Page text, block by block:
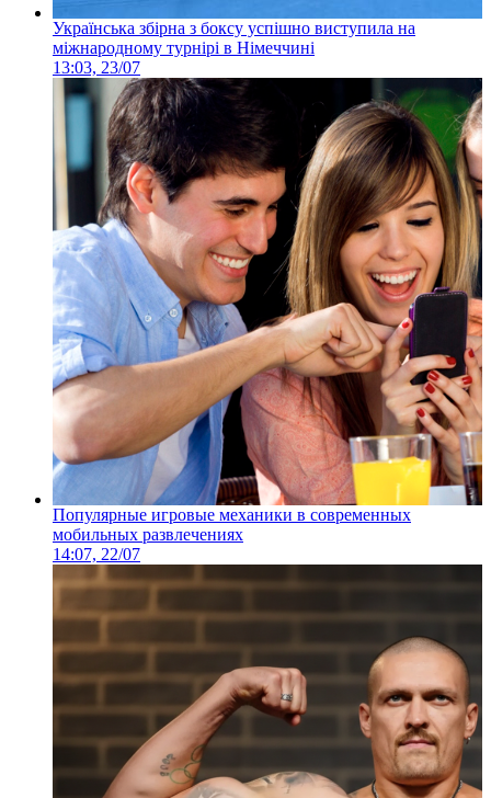
Українська збірна з боксу успішно виступила на
міжнародному турнірі в Німеччині
13:03, 23/07
Популярные игровые механики в современных
мобильных развлечениях
14:07, 22/07